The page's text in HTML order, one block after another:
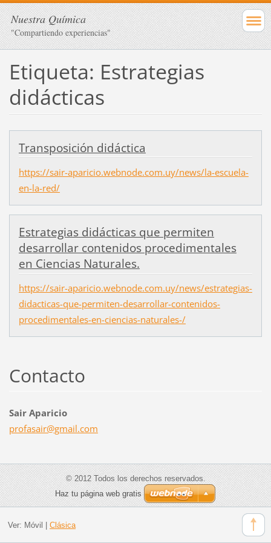
Nuestra Química
"Compartiendo experiencias"
Etiqueta: Estrategias
didácticas
Transposición didáctica
https://sair-aparicio.webnode.com.uy/news/la-escuela-
en-la-red/
Estrategias didácticas que permiten
desarrollar contenidos procedimentales
en Ciencias Naturales.
https://sair-aparicio.webnode.com.uy/news/estrategias-
didacticas-que-permiten-desarrollar-contenidos-
procedimentales-en-ciencias-naturales-/
Contacto
Sair Aparicio
profasair@gmail.com
© 2012 Todos los derechos reservados.
Haz tu página web gratis
Ver: Móvil Clásica